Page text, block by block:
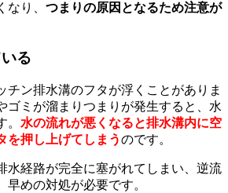
なり、 つまりの原因となるため注意が
る
チン排水溝のフタが浮くことがありま
ゴミが溜まりつまりが発生すると、水
水の流れが悪くなると排水溝内に空
を押し上げてしまうのです。
水経路が完全に塞がれてしまい、逆流
めの対処が必要です。